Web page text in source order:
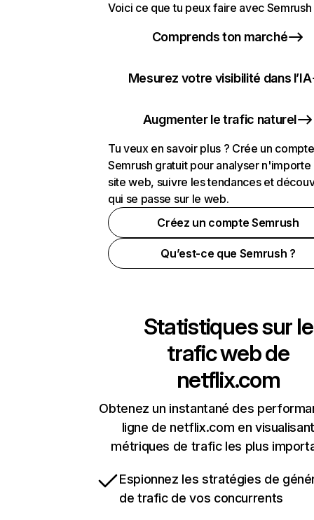
Voici ce que tu peux faire avec Semrush
Comprends ton marché
Mesurez votre visibilité dans l’IA
Augmenter le trafic naturel
Tu veux en savoir plus ? Crée un compte
Semrush gratuit pour analyser n'importe
site web, suivre les tendances et
qui se passe sur le web.
Créez un compte Semrush
Qu’est-ce que Semrush ?
Statistiques sur le
trafic web de
netflix.com
Obtenez un instantané des
ligne de netflix.com en
métriques de trafic les plus
Espionnez les stratégies de
de trafic de vos concurrents